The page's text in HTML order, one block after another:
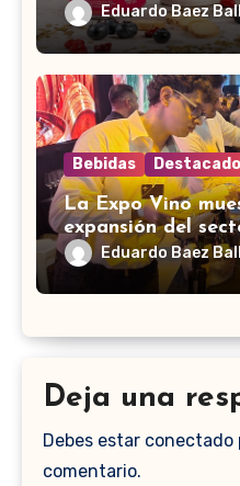
Eduardo Baez
Bebidas Destacado
La Expo Vino
expansión del
Eduardo Baez
Deja una
Debes estar conectado
comentario.